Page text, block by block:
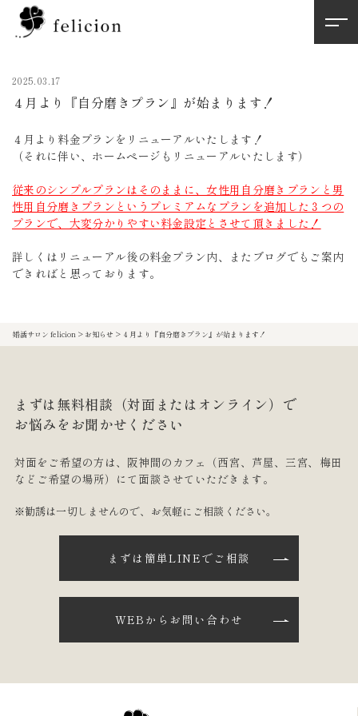
2025.03.17
４月より『自分磨きプラン』が始まります！
４月より料金プランをリニューアルいたします！
（それに伴い、ホームページもリニューアルいたします）
従来のシンプルプランはそのままに、女性用自分磨きプランと男
性用自分磨きプランというプレミアムなプランを追加した３つの
プランで、大変分かりやすい料金設定とさせて頂きました！
詳しくはリニューアル後の料金プラン内、またブログでもご案内
できればと思っております。
婚活サロン felicion> お知らせ > ４月より『自分磨きプラン』が始まります！
まずは無料相談（対面またはオンライン）で
お悩みをお聞かせください
対面をご希望の方は、阪神間のカフェ （西宮、芦屋、三宮、梅田
などご希望の場所）にて面談させていただきます。
※勧誘は一切しませんので、お気軽にご相談ください。
まずは簡単LINEでご相談
WEBからお問い合わせ